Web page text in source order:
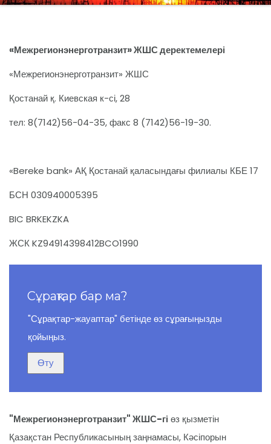
«Межрегионэнерготранзит» ЖШС деректемелері
«Межрегионэнерготранзит» ЖШС
Қостанай қ. Киевская к-сі, 28
тел: 8(7142)56-04-35, факс 8 (7142)56-19-30.
«Bereke bank» АҚ Қостанай қаласындағы филиалы КБЕ 17
БСН 030940005395
BIC BRKEKZKA
ЖСК KZ94914398412BCO1990
Сұрақтар бар ма?
"Сұрақтар-жауаптар" бетінде өз сұрағыңызды
қойыңыз.
"Межрегионэнерготранзит" ЖШС-гі өз қызметін
Қазақстан Республикасының заңнамасы, Кәсіпорын